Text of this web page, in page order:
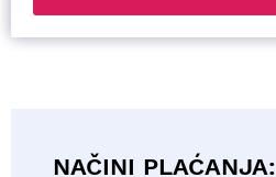
NAČINI PLAĆANJA: